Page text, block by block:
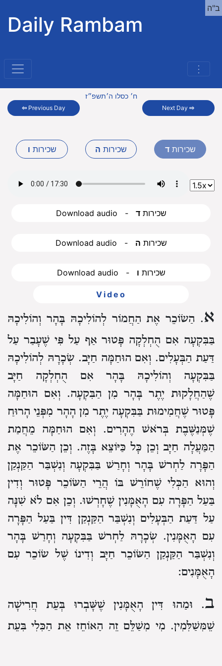
Daily Rambam
⋮
ב"ה
⇦ Previous Day
ח׳ כסלו ה׳תשפ״ז
Next Day⇨
שכירות ו שכירות ה שכירותד
Download audio - שכירותד
Download audio - שכירות ה
Download audio - שכירות ו
Video
א. הַשׂוֹכֵר אֶת הַחֲמוֹר לְהוֹלִיכָהּ בָּהָר וְהוֹלִיכָהּ
בַּבִּקְעָה אִם הֻחְלְקָה פָּטוּר אַף עַל פִּי שֶׁעָבַר עַל
דַּעַת הַבְּעָלִים. וְאִם הוּחַמָּה חַיָּב. שְׂכָרָהּ לְהוֹלִיכָהּ
בַּבִּקְעָה וְהוֹלִיכָהּ בָּהָר
אִם הֻחְלְקָה חַיָּב
שֶׁהַחֲלָקוּת יֶתֶר בָּהָר מִן הַבִּקְעָה. וְאִם הוּחַמָּה
פָּטוּר שֶׁחֲמִימוּת בַּבִּקְעָה יֶתֶר מִן הָהָר מִפְּנֵי הָרוּחַ
שֶׁמְּנַשֶּׁבֶת בְּרֹאשׁ הֶהָרִים. וְאִם הוּחַמָּה מֵחֲמַת
הַמַּעֲלָה חַיָּב וְכֵן כָּל כַּיּוֹצֵא בָּזֶה. וְכֵן הַשּׂוֹכֵר אֶת
הַפָּרָה לַחְרשׁ בָּהָר וְחָרַשׁ בַּבִּקְעָה וְנִשְׁבַּר הַקַּנְקַן
וְהוּא הַכְּלִי שֶׁחוֹרֵשׁ בּוֹ הֲרֵי הַשּׂוֹכֵר פָּטוּר וְדִין
בַּעַל הַפָּרָה עִם הָאֻמָּנִין שֶׁחָרְשׁוּ. וְכֵן אִם לֹא שִׁנָּה
עַל דַּעַת הַבְּעָלִים וְנִשְׁבַּר הַקַּנְקַן דִּין בַּעַל הַפָּרָה
עִם הָאֻמָּנִין. שְׂכָרָהּ לַחְרשׁ בַּבִּקְעָה וְחָרַשׁ בָּהָר
וְנִשְׁבַּר הַקַּנְקַן הַשּׂוֹכֵר חַיָּב וְדִינוֹ שֶׁל שׂוֹכֵר עִם
הָאֻמָּנִים:
ב. וּמַהוּ דִּין הָאֻמָּנִין שֶׁשָּׁבְרוּ בְּעֵת חֲרִישָׁה
שֶׁמְּשַׁלְּמִין. מִי מְשַׁלֵּם זֶה הָאוֹחֵז אֶת הַכְּלִי בְּעֵת